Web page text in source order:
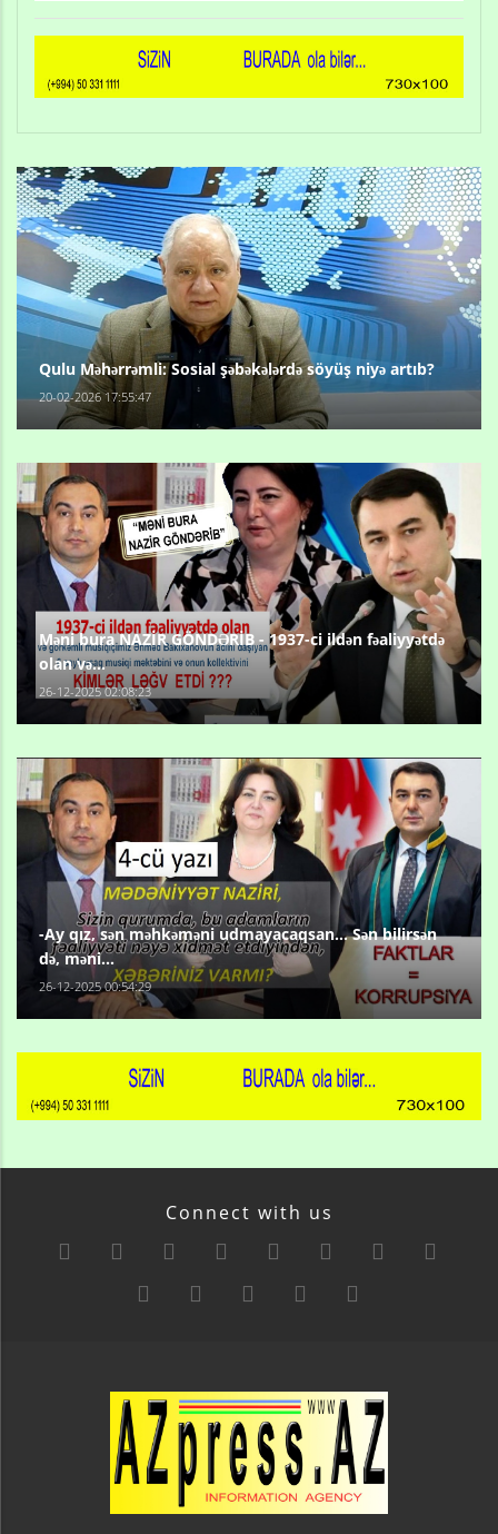
Qulu Məhərrəmli: Sosial şəbəkələrdə söyüş niyə artıb?
20-02-2026 17:55:47
Məni bura NAZİR GÖNDƏRİB - 1937-ci ildən fəaliyyətdə
olan və...
26-12-2025 02:08:23
-Ay qız, sən məhkəməni udmayacaqsan... Sən bilirsən
də, məni...
26-12-2025 00:54:29
Connect with us